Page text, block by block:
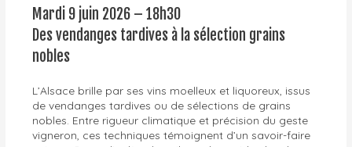
Mardi 9 juin 2026 – 18h30
Des vendanges tardives à la sélection grains
nobles
L’Alsace brille par ses vins moelleux et liquoreux, issus
de vendanges tardives ou de sélections de grains
nobles. Entre rigueur climatique et précision du geste
vigneron, ces techniques témoignent d’un savoir-faire